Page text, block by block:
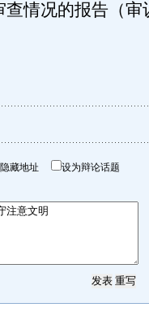
情况的报告（审
隐藏地址 设为辩论话题